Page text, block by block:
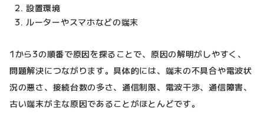
設置環境
ルーターやスマホなどの端末
1から3の順番で原因を探ることで、原因の解明がしやすく、
問題解決につながります。具体的には、端末の不具合や電波状
況の悪さ、接続台数の多さ、通信制限、電波干渉、通信障害、
古い端末が主な原因であることがほとんどです。